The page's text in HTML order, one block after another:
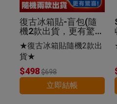
復古冰箱貼-盲包(隨
機2款出貨，更有驚
喜)
★復古冰箱貼隨機2款出
貨★
$498$698
立即結帳